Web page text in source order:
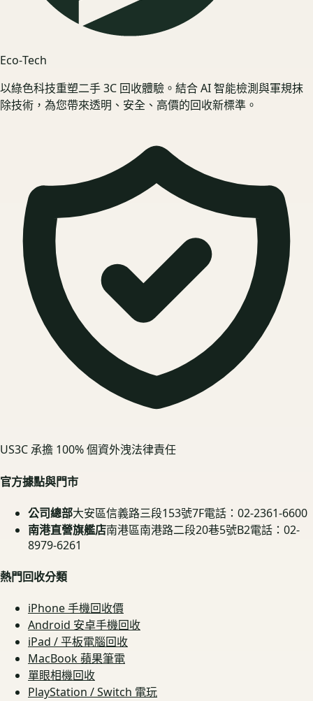
Eco‑Tech
以綠色科技重塑二手 3C 回收體驗。結合 AI 智能檢測與軍規抹
除技術，為您帶來透明、安全、高價的回收新標準。
US3C 承擔 100% 個資外洩法律責任
官方據點與門市
公司總部大安區信義路三段153號7F電話：02-2361-6600
南港直營旗艦店南港區南港路二段20巷5號B2電話：02-
8979-6261
熱門回收分類
iPhone 手機回收價
Android 安卓手機回收
iPad / 平板電腦回收
MacBook 蘋果筆電
單眼相機回收
PlayStation / Switch 電玩